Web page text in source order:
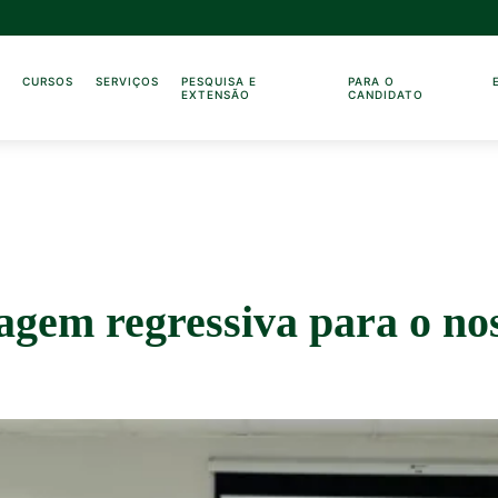
CURSOS SERVIÇOS
PESQUISA E
EXTENSÃO
PARA O
CANDIDATO
regressiva para o